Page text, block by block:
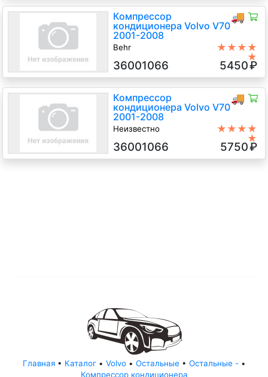
🚚
Компрессор
кондиционера Volvo V70
2001-2008
Behr
ст.мех., Универсал, черный, 2002
г.в.
★★★★
★
36001066 5450₽
🚚
Компрессор
кондиционера Volvo V70
2001-2008
Неизвестно
ст.мех., Универсал, белый, 2007 г.в.
★★★★
★
36001066 5750₽
Главная• Каталог• Volvo• Остальные • Остальные - •
Компрессор кондиционера